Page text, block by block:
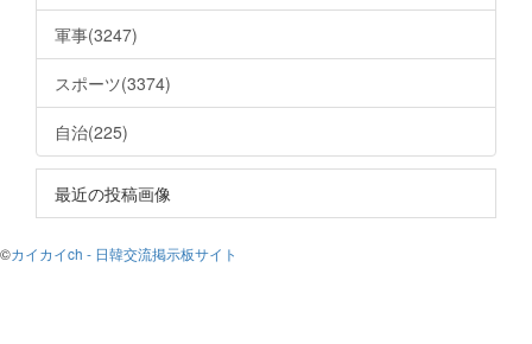
軍事(3247)
スポーツ(3374)
自治(225)
最近の投稿画像
©カイカイch - 日韓交流掲示板サイト